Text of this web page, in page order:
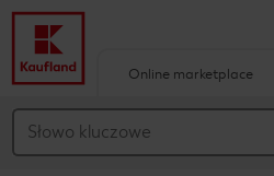
Główna treść
Online marketplace